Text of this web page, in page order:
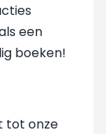
een
boeken!
tot onze